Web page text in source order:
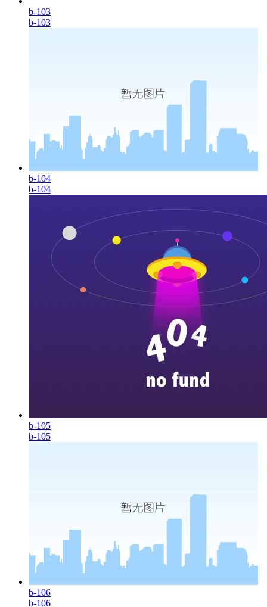
b-103
b-103
b-104
b-104
b-105
b-105
b-106
b-106